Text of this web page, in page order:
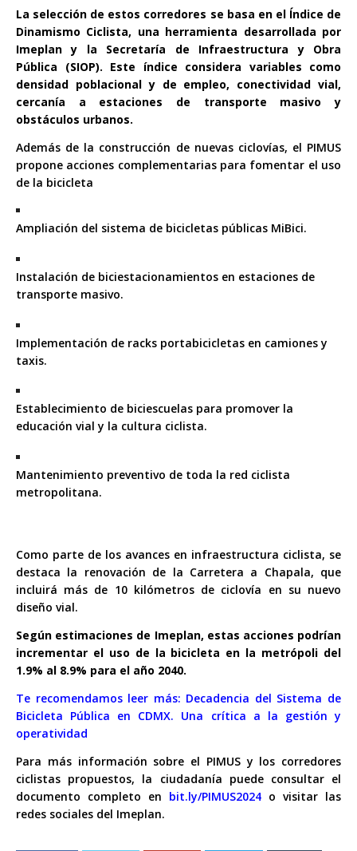
La selección de estos corredores se basa en el Índice de
Dinamismo Ciclista, una herramienta desarrollada por
Imeplan y la Secretaría de Infraestructura y Obra
Pública (SIOP). Este índice considera variables como
densidad poblacional y de empleo, conectividad vial,
cercanía a estaciones de transporte masivo y
obstáculos urbanos.
Además de la construcción de nuevas ciclovías, el PIMUS
propone acciones complementarias para fomentar el uso
de la bicicleta
Ampliación del sistema de bicicletas públicas MiBici.
Instalación de biciestacionamientos en estaciones de
transporte masivo.
Implementación de racks portabicicletas en camiones y
taxis.
Establecimiento de biciescuelas para promover la
educación vial y la cultura ciclista.
Mantenimiento preventivo de toda la red ciclista
metropolitana.
Como parte de los avances en infraestructura ciclista, se
destaca la renovación de la Carretera a Chapala, que
incluirá más de 10 kilómetros de ciclovía en su nuevo
diseño vial.
Según estimaciones de Imeplan, estas acciones podrían
incrementar el uso de la bicicleta en la metrópoli del
1.9% al 8.9% para el año 2040.
Te recomendamos leer más: Decadencia del Sistema de
Bicicleta Pública en CDMX. Una crítica a la gestión y
operatividad
Para más información sobre el PIMUS y los corredores
ciclistas propuestos, la ciudadanía puede consultar el
documento completo en bit.ly/PIMUS2024 o visitar las
redes sociales del Imeplan.